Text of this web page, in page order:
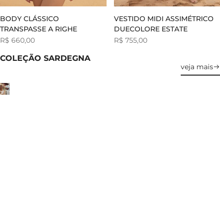
BODY CLÁSSICO
TRANSPASSE A RIGHE
Preço
venda
R$ 660,00
VESTIDO MIDI ASSIMÉTRICO
DUECOLORE ESTATE
Preço
R$ 755,00
COLEÇÃO SARDEGNA
veja mais